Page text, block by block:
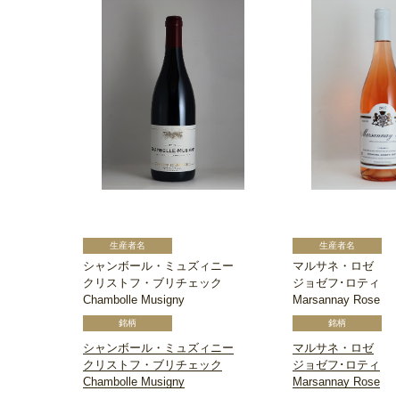
シャンボール・ミュズィニー
クリストフ・ブリチェック
Chambolle Musigny
シャンボール・ミュズィニー
クリストフ・ブリチェック
Chambolle Musigny
マルサネ・ロゼ
ジョゼフ･ロティ
Marsannay Rose
マルサネ・ロゼ
ジョゼフ･ロティ
Marsannay Rose